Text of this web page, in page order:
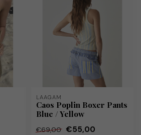
LAAGAM
Caos Poplin Boxer Pants
Blue / Yellow
€69,00 €55,00